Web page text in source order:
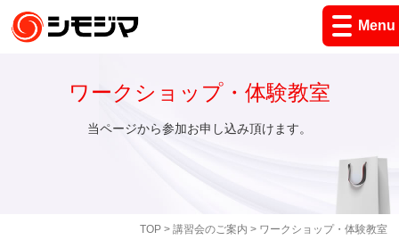
Menu
TOP> 講習会のご案内 > ワークショップ・体験教室
ワークショップ・体験教室
当ページから参加お申し込み頂けます。